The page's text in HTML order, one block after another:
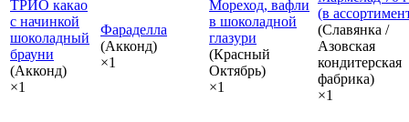
ТРИО какао
с начинкой
шоколадный
брауни
(Акконд)
×1
Фараделла
(Акконд)
×1
Мореход, вафли
в шоколадной
глазури
(Красный
Октябрь)
×1
(в
(Славянка /
Азовская
кондитерская
фабрика)
×1